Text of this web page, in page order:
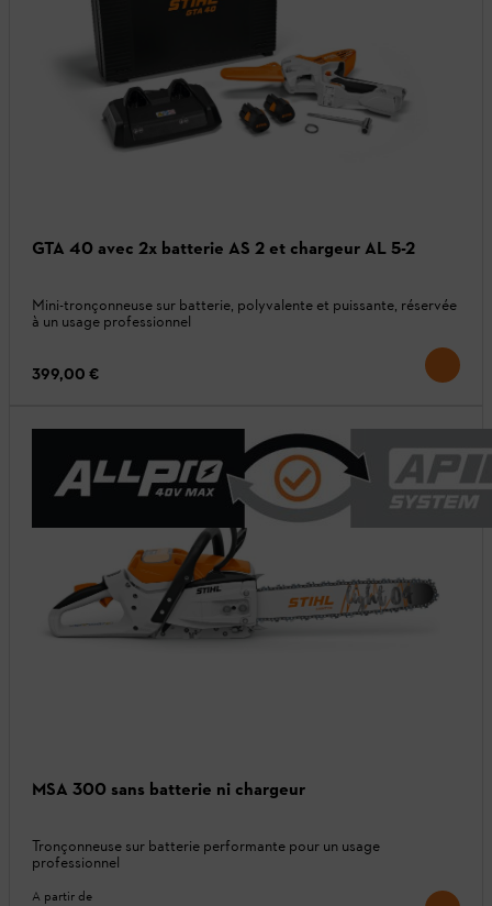
GTA 40 avec 2x batterie AS 2 et chargeur AL 5-2
Mini-tronçonneuse sur batterie, polyvalente et puissante, réservée
à un usage professionnel
399,00 €
MSA 300 sans batterie ni chargeur
Tronçonneuse sur batterie performante pour un usage
professionnel
A partir de